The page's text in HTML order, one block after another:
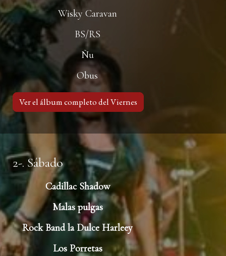
Wisky Caravan
BS/RS
Ñu
Obus
Ver el álbum completo del Viernes
2-. Sábado
Cadillac Shadow
Malas pulgas
Rock Band la Dulce Harleey
Los Porretas